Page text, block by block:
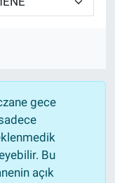
gece
Bu
açık